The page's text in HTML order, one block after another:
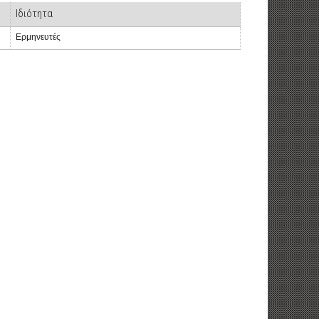
Ιδιότητα
Ερμηνευτές